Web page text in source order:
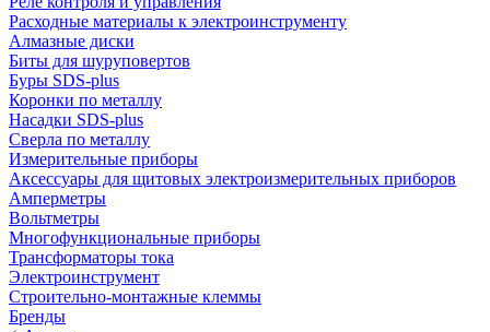
Расходные материалы к электроинструменту
Алмазные диски
Биты для шуруповертов
Буры SDS-plus
Коронки по металлу
Насадки SDS-plus
Сверла по металлу
Измерительные приборы
Аксессуары для щитовых электроизмерительных приборов
Амперметры
Вольтметры
Многофункциональные приборы
Трансформаторы тока
Электроинструмент
Строительно-монтажные клеммы
Бренды